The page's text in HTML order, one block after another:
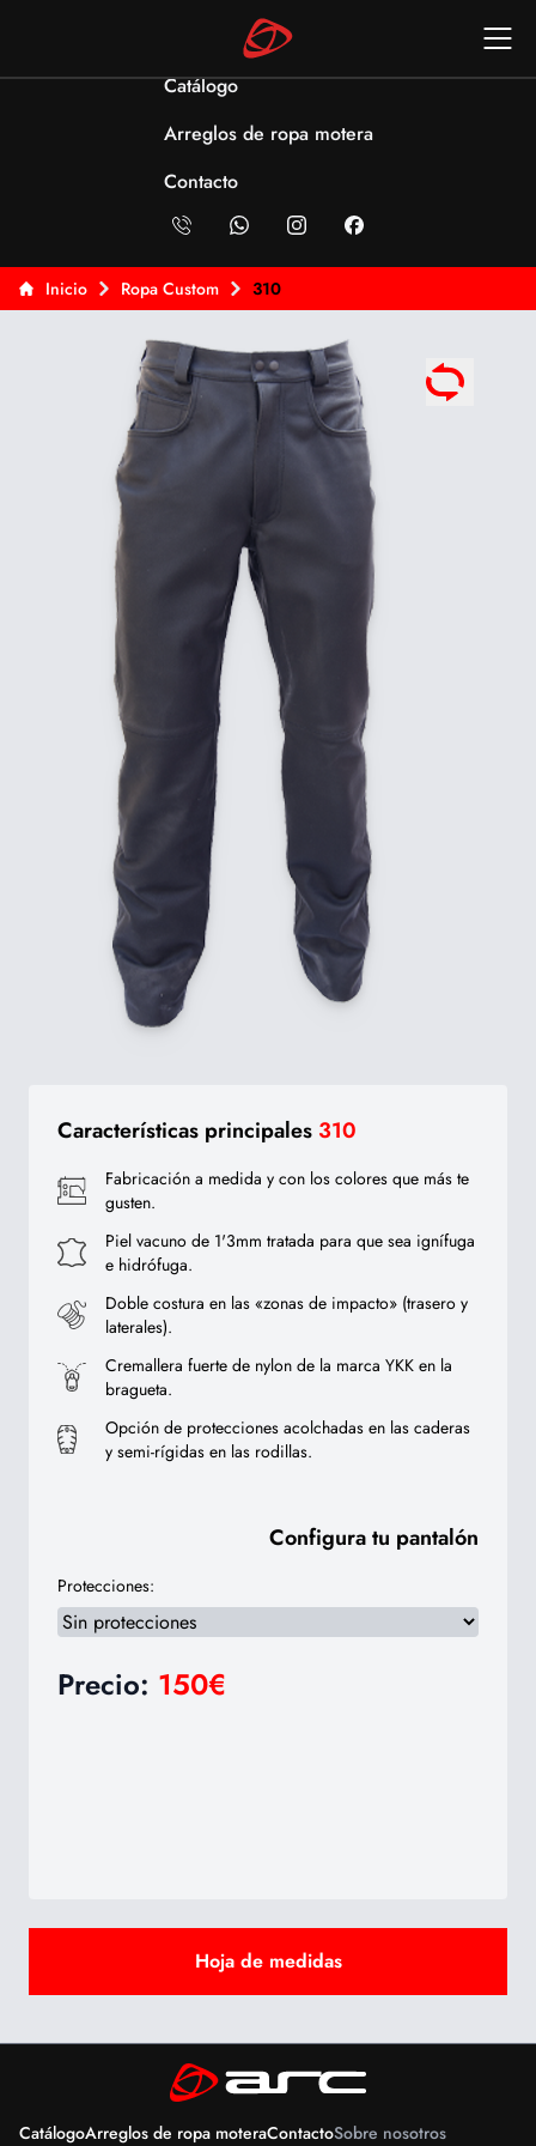
Catálogo
Arreglos de ropa motera
Contacto
Inicio Ropa Custom 310
Características principales 310
Fabricación a medida y con los colores que más te
gusten.
Piel vacuno de 1'3mm tratada para que sea ignífuga
e hidrófuga.
Doble costura en las «zonas de impacto» (trasero y
laterales).
Cremallera fuerte de nylon de la marca YKK en la
bragueta.
Opción de protecciones acolchadas en las caderas
y semi-rígidas en las rodillas.
Configura tu pantalón
Protecciones:
Precio: 150€
Hoja de medidas
CatálogoArreglos de ropa moteraContactoSobre nosotros